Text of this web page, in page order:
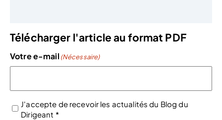
Télécharger l'article au format PDF
Votre e-mail (Nécessaire)
(Nécessaire)
J'accepte de recevoir les actualités du Blog du
Dirigeant *